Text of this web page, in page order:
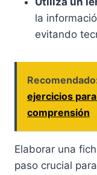
la
evitando
ejercicios
comprensión
Elaborar una
paso crucial